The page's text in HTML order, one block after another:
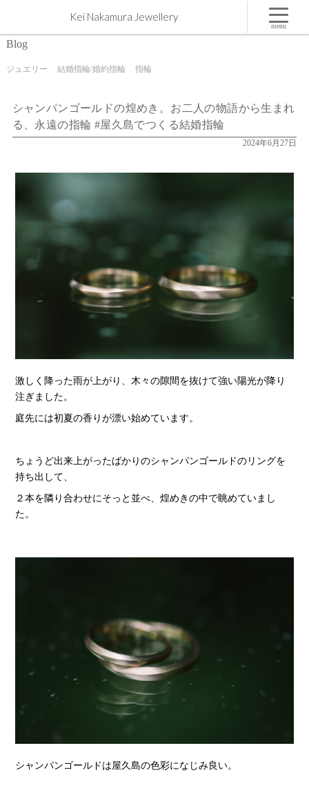
シャンパンゴールドの煌めき。お二人の物語から生まれる、永遠の指輪 #屋久島でつくる結婚指
輪 | 屋久島,ジュエリー,オーダーメイドのマリッジリング（結婚・婚約指輪）制作 | Kei Nakamura
Kei Nakamura Jewellery
Blog
ジュエリー 結婚指輪/婚約指輪 指輪
シャンパンゴールドの煌めき。お二人の物語から生まれ
る、永遠の指輪 #屋久島でつくる結婚指輪
2024年6月27日
激しく降った雨が上がり、木々の隙間を抜けて強い陽光が降り
注ぎました。
庭先には初夏の香りが漂い始めています。
ちょうど出来上がったばかりのシャンパンゴールドのリングを
持ち出して、
２本を隣り合わせにそっと並べ、煌めきの中で眺めていまし
た。
シャンパンゴールドは屋久島の色彩になじみ良い。
menu